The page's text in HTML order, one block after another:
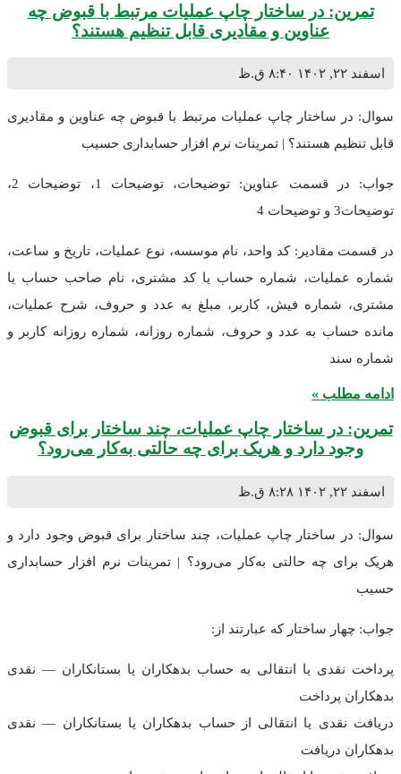
تمرین: در ساختار چاپ عملیات مرتبط با قبوض چه
عناوین و مقادیری قابل تنظیم هستند؟
اسفند ۲۲, ۱۴۰۲ ۸:۴۰ ق.ظ
سوال: در ساختار چاپ عملیات مرتبط با قبوض چه عناوین و مقادیری
قابل تنظیم هستند؟ | تمرینات نرم افزار حسابداری حسیب
جواب: در قسمت عناوین: توضیحات، توضیحات 1، توضیحات 2،
توضیحات3 و توضیحات 4
در قسمت مقادیر: کد واحد، نام موسسه، نوع عملیات، تاریخ و ساعت،
شماره عملیات، شماره حساب یا کد مشتری، نام صاحب حساب یا
مشتری، شماره فیش، کاربر، مبلغ به عدد و حروف، شرح عملیات،
مانده حساب به عدد و حروف، شماره روزانه، شماره روزانه کاربر و
شماره سند
ادامه مطلب »
تمرین: در ساختار چاپ عملیات، چند ساختار برای قبوض
وجود دارد و هریک برای چه حالتی به‌کار می‌رود؟
اسفند ۲۲, ۱۴۰۲ ۸:۲۸ ق.ظ
سوال: در ساختار چاپ عملیات، چند ساختار برای قبوض وجود دارد و
هریک برای چه حالتی به‌کار می‌رود؟ | تمرینات نرم افزار حسابداری
حسیب
جواب: چهار ساختار که عبارتند از:
پرداخت نقدی یا انتقالی به حساب بدهکاران یا بستانکاران — نقدی
بدهکاران پرداخت
دریافت نقدی یا انتقالی از حساب بدهکاران یا بستانکاران — نقدی
بدهکاران دریافت